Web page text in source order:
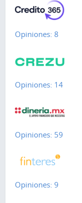
Opiniones: 8
Opiniones: 14
Opiniones: 59
Opiniones: 9